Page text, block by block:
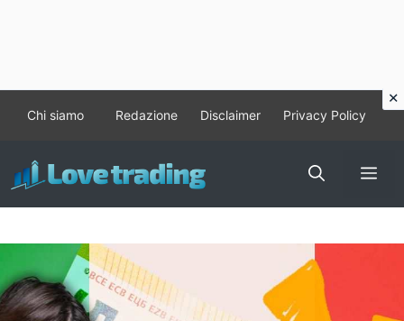
contenuto
Chi siamo Redazione Disclaimer Privacy Policy